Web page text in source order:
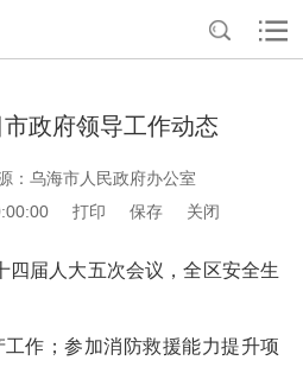
信息公开 法定主动公开内容
政
政府领导工作动态
：乌海市人民政府办公室
打印 保存 关闭
届人大五次会议，全区安全生
；参加消防救援能力提升项